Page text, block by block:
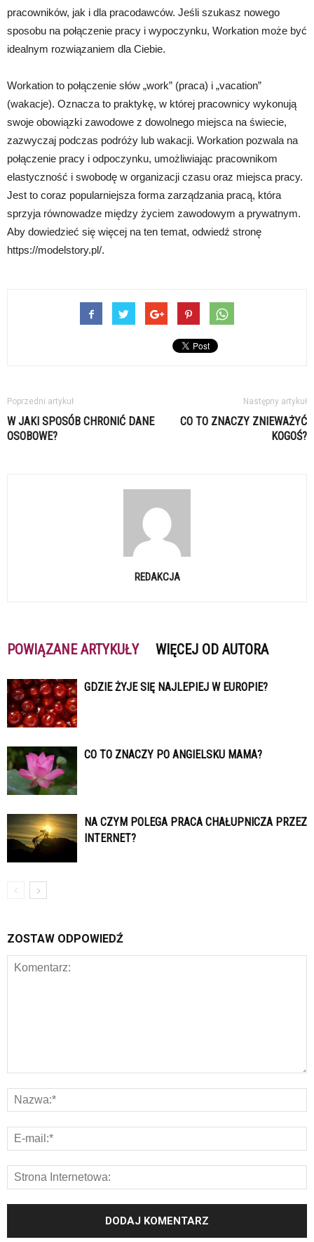
pracowników, jak i dla pracodawców. Jeśli szukasz nowego
sposobu na połączenie pracy i wypoczynku, Workation może być
idealnym rozwiązaniem dla Ciebie.
Workation to połączenie słów „work” (praca) i „vacation”
(wakacje). Oznacza to praktykę, w której pracownicy wykonują
swoje obowiązki zawodowe z dowolnego miejsca na świecie,
zazwyczaj podczas podróży lub wakacji. Workation pozwala na
połączenie pracy i odpoczynku, umożliwiając pracownikom
elastyczność i swobodę w organizacji czasu oraz miejsca pracy.
Jest to coraz popularniejsza forma zarządzania pracą, która
sprzyja równowadze między życiem zawodowym a prywatnym.
Aby dowiedzieć się więcej na ten temat, odwiedź stronę
https://modelstory.pl/.
Poprzedni artykuł
W JAKI SPOSÓB CHRONIĆ DANE
OSOBOWE?
Następny artykuł
CO TO ZNACZY ZNIEWAŻYĆ
KOGOŚ?
REDAKCJA
POWIĄZANE ARTYKUŁY WIĘCEJ OD AUTORA
GDZIE ŻYJE SIĘ NAJLEPIEJ W EUROPIE?
CO TO ZNACZY PO ANGIELSKU MAMA?
NA CZYM POLEGA PRACA CHAŁUPNICZA PRZEZ
INTERNET?
ZOSTAW ODPOWIEDŹ